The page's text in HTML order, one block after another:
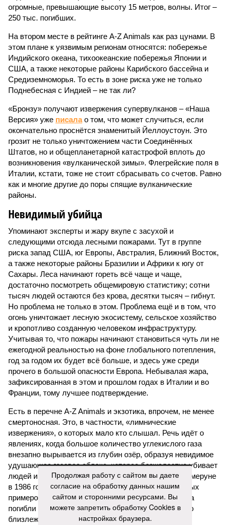
огромные, превышающие высоту 15 метров, волны. Итог –
250 тыс. погибших.
На втором месте в рейтинге A-Z Animals как раз цунами. В
этом плане к уязвимым регионам относятся: побережье
Индийского океана, тихо­океанские побережья Японии и
США, а также некоторые районы Карибского бассейна и
Средиземноморья. То есть в зоне риска уже не только
Поднебесная с Индией – не так ли?
«Бронзу» получают извержения супервулканов – «Наша
Версия» уже писалао том, что может случиться, если
окончательно проснётся знаменитый Йеллоустоун. Это
грозит не только уничтожением части Соединённых
Штатов, но и общепланетарной катастрофой вплоть до
возникновения «вулканической зимы». Флегрейские поля в
Италии, кстати, тоже не стоит сбрасывать со счетов. Равно
как и многие другие до поры спящие вулканические
районы.
Невидимый убийца
Упоминают эксперты и жару вкупе с засухой и
следующими отсюда лесными пожарами. Тут в группе
риска запад США, юг Европы, Австралия, Ближний Восток,
а также некоторые районы Бразилии и Африки к югу от
Сахары. Леса начинают гореть всё чаще и чаще,
достаточно посмотреть общемировую статистику; сотни
тысяч людей остаются без крова, десятки тысяч – гибнут.
Но проблема не только в этом. Проблема ещё и в том, что
огонь уничтожает лесную экосистему, сельское хозяйство
и кропотливо созданную человеком инфраструктуру.
Учитывая то, что пожары начинают становиться чуть ли не
ежегодной реальностью на фоне глобального потепления,
год за годом их будет всё больше, и здесь уже среди
прочего в большой опасности Европа. Небывалая жара,
зафиксированная в этом и прошлом годах в Италии и во
Франции, тому лучшее подтверждение.
Есть в перечне A-Z Animals и экзотика, впрочем, не менее
смертоносная. Это, в частности, «лимнические
извержения», о которых мало кто слышал. Речь идёт о
явлениях, когда большое количество углекислого газа
внезапно вырывается из глубин озёр, образуя невидимое
удушающее газовое облако, которое безжалостно убивает
людей и животных. Катастрофа на озере Ньос в Камеруне
в 1986 году остаётся одним из наиболее чудовищных
примеров: более 1700 человек и тысячи голов скота
погибли из-за внезапного выброса CO₂, накрывшего
близлежащие деревни.
Продолжая работу с сайтом вы даете
согласие на обработку данных нашим
сайтом и сторонними ресурсами. Вы
можете запретить обработку Cookies в
настройках браузера.